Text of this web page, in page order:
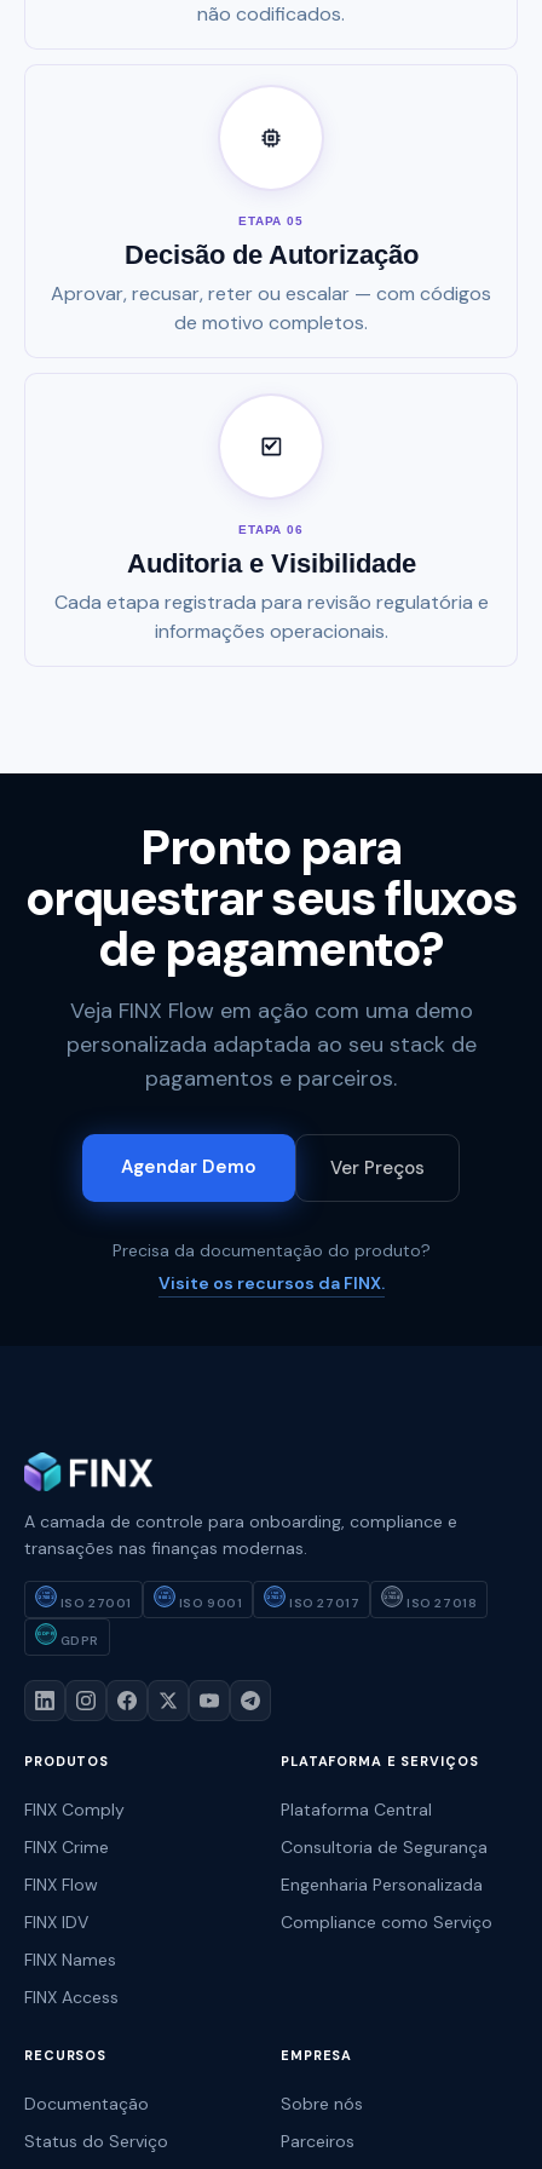
não codificados.
ETAPA 05
Decisão de Autorização
Aprovar, recusar, reter ou escalar — com códigos
de motivo completos.
ETAPA 06
Auditoria e Visibilidade
Cada etapa registrada para revisão regulatória e
informações operacionais.
Pronto para
orquestrar seus fluxos
de pagamento?
Veja FINX Flow em ação com uma demo
personalizada adaptada ao seu stack de
pagamentos e parceiros.
Agendar Demo Ver Preços
Precisa da documentação do produto?
Visite os recursos da FINX.
A camada de controle para onboarding, compliance e
transações nas finanças modernas.
ISO
27001
ISO 27001
ISO
9001
ISO 9001
ISO
27017
ISO 27017
ISO
27018
ISO 27018
GDPR GDPR
PRODUTOS
FINX Comply
FINX Crime
FINX Flow
FINX IDV
FINX Names
FINX Access
PLATAFORMA E SERVIÇOS
Plataforma Central
Consultoria de Segurança
Engenharia Personalizada
Compliance como Serviço
RECURSOS
Documentação
Status do Serviço
EMPRESA
Sobre nós
Parceiros